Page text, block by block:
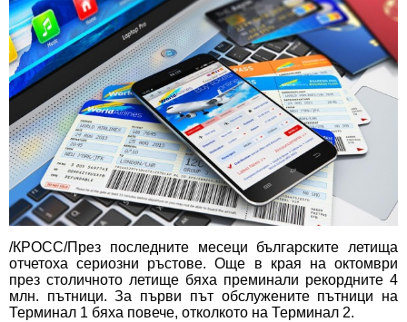
/КРОСС/През последните месеци българските летища
отчетоха сериозни ръстове. Още в края на октомври
през столичното летище бяха преминали рекордните 4
млн. пътници. За първи път обслужените пътници на
Терминал 1 бяха повече, отколкото на Терминал 2.